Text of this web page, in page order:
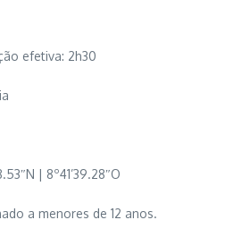
efetiva: 2h30
| 8º41’39.28″O
a menores de 12 anos.